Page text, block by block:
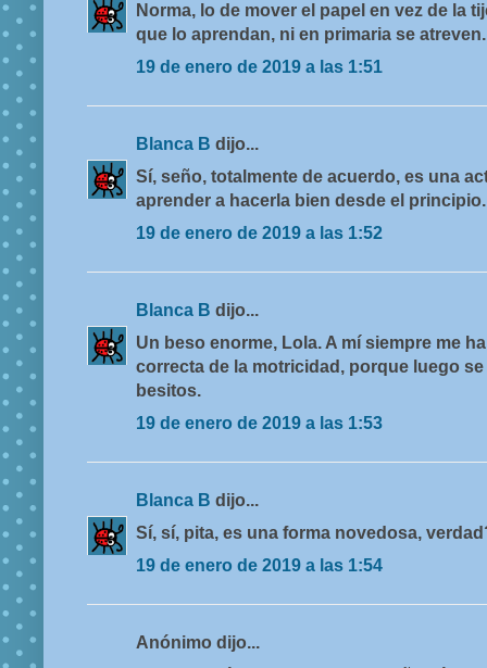
Norma, lo de mover el papel en vez de la
que lo aprendan, ni en primaria se atreven.
19 de enero de 2019 a las 1:51
Blanca B dijo...
Sí, seño, totalmente de acuerdo, es una
aprender a hacerla bien desde el principio.
19 de enero de 2019 a las 1:52
Blanca B dijo...
Un beso enorme, Lola. A mí siempre me
correcta de la motricidad, porque luego
besitos.
19 de enero de 2019 a las 1:53
Blanca B dijo...
Sí, sí, pita, es una forma novedosa,
19 de enero de 2019 a las 1:54
Anónimo dijo...